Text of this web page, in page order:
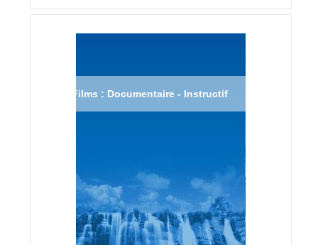
Films : Documentaire - Instructif